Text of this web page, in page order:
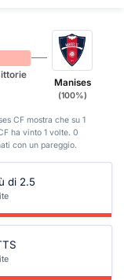
Manises
(100%)
CF mostra che su 1
ha vinto 1 volte. 0
con un pareggio.
di 2.5